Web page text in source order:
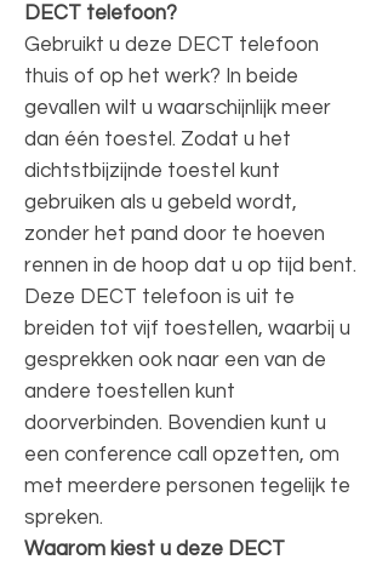
DECT telefoon?
Gebruikt u deze DECT telefoon
thuis of op het werk? In beide
gevallen wilt u waarschijnlijk meer
dan één toestel. Zodat u het
dichtstbijzijnde toestel kunt
gebruiken als u gebeld wordt,
zonder het pand door te hoeven
rennen in de hoop dat u op tijd bent.
Deze DECT telefoon is uit te
breiden tot vijf toestellen, waarbij u
gesprekken ook naar een van de
andere toestellen kunt
doorverbinden. Bovendien kunt u
een conference call opzetten, om
met meerdere personen tegelijk te
spreken.
Waarom kiest u deze DECT